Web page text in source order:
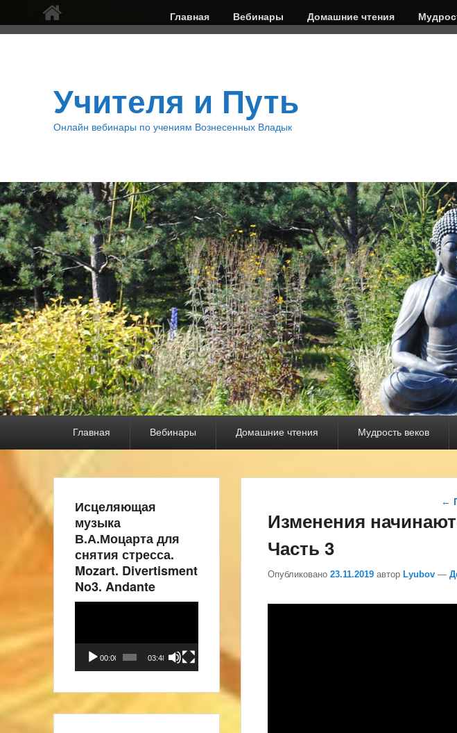
Верхнее
меню
Главная Вебинары Домашние чтения
Учителя и Путь
Онлайн вебинары по учениям Вознесенных Владык
Главная Вебинары Домашние чтения Мудрость веков
←
Изменения
Часть 3
Опубликовано 23.11.2019 автор Lyubov —
Исцеляющая
музыка
В.А.Моцарта для
снятия стресса.
Mozart. Divertisment
No3. Andante
00:00 03:48